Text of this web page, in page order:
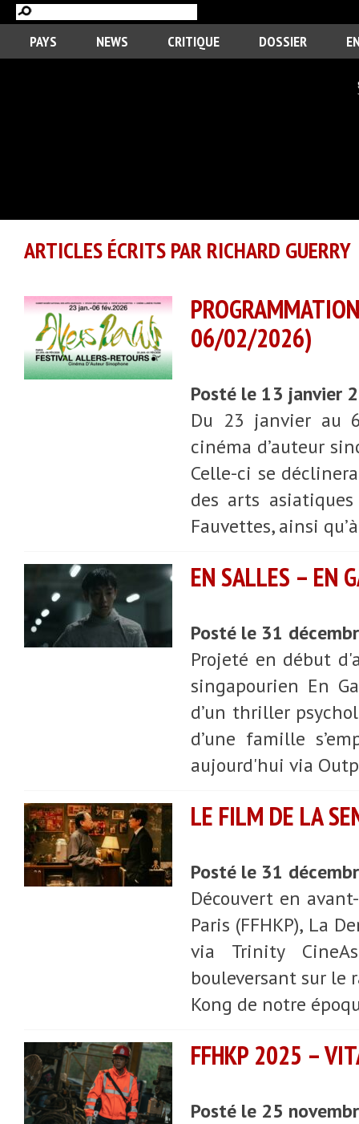
PAYS NEWS CRITIQUE DOSSIER
ARTICLES ÉCRITS PAR RICHARD GUERRY
06/02/2026)
Posté le 13 janvier
Du 23 janvier au
cinéma d’auteur
Celle-ci se
des arts
Fauvettes, ainsi
EN SALLES – EN
Posté le 31
Projeté en début
singapourien En
d’un thriller
d’une famille
aujourd'hui via
LE FILM DE LA
Posté le 31
Découvert en
Paris (FFHKP), La
via Trinity
bouleversant sur le
Kong de notre
FFHKP 2025 –
Posté le 25